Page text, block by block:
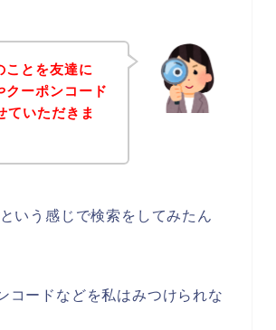
とを友達に
ーポンコード
ていただきま
いう感じで検索をしてみたん
コードなどを私はみつけられな